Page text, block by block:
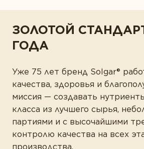
ЗОЛОТОЙ
ГОДА
Уже 75 лет бренд Solgar®
качества, здоровья и
миссия — создавать
класса из лучшего сырья,
партиями и с высочайшими
контролю качества на всех
производства.